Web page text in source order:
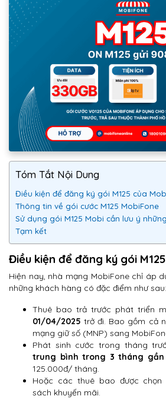
Tóm Tắt Nội Dung
Điều kiện để đăng ký gói M125 của
Thông tin về gói cước M125 MobiFone
Sử dụng gói M125 Mobi cần lưu ý
Tạm kết
Điều kiện để đăng ký gói
Hiện nay, nhà mạng MobiFone chỉ áp
những khách hàng có đặc điểm như sau:
Thuê bao trả trước phát triển
01/04/2025 trở đi. Bao gồm cả
mạng giữ số (MNP) sang
Phát sinh cước trong tháng
trung bình trong 3 tháng gần
125.000đ/ tháng.
Hoặc các thuê bao được chọn
sách khuyến mãi.